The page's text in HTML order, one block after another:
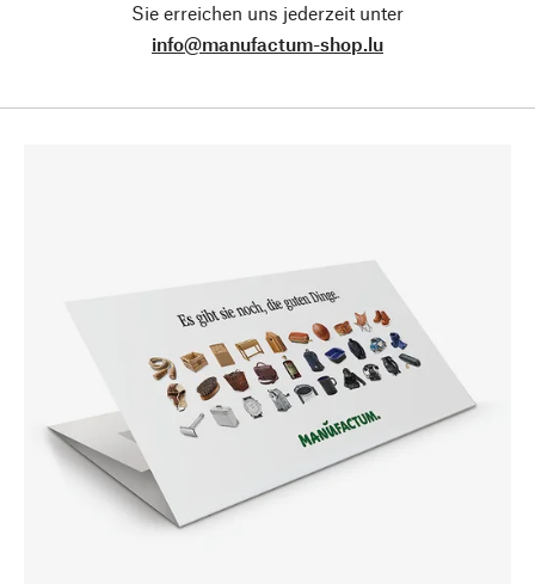
Sie erreichen uns jederzeit unter
info@manufactum-shop.lu